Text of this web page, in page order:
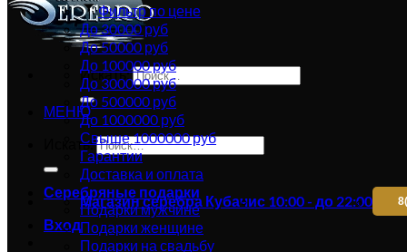
Искать:
МЕНЮ
Искать:
Магазин серебра Кубачис 10:00 - до 22:00
Вход
Фильтр по цене
До 30000 руб
До 50000 руб
До 100000 руб
До 300000 руб
До 500000 руб
До 1000000 руб
Свыше 1000000 руб
Гарантии
Доставка и оплата
Серебряные подарки
Подарки мужчине
Подарки женщине
Подарки на свадьбу